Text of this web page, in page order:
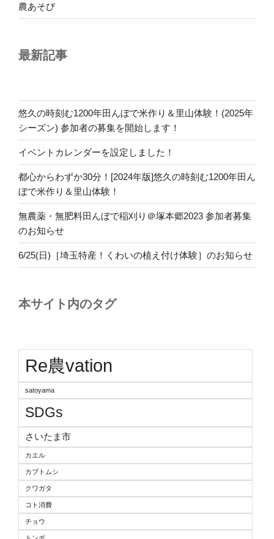
農あそび
最新記事
悠久の時刻む1200年田んぼで米作り＆里山体験！(2025年
シーズン) 参加者の募集を開始します！
イベントカレンダーを設定しました！
都心からわずか30分！[2024年版]悠久の時刻む1200年田ん
ぼで米作り＆里山体験！
無農薬・無肥料田んぼで稲刈り＠塚本郷2023 参加者募集
のお知らせ
6/25(日)［埼玉特産！くわいの植え付け体験］のお知らせ
本サイト内のタグ
Re農vation
satoyama
SDGs
さいたま市
カエル
カブトムシ
クワガタ
コト消費
チョウ